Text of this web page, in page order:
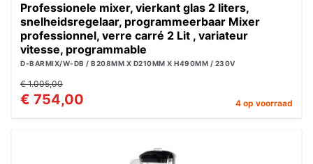
Professionele mixer, vierkant glas 2 liters,
snelheidsregelaar, programmeerbaar Mixer
professionnel, verre carré 2 Lit , variateur
vitesse, programmable
D-BARMIX/W-DB / B208MM X D210MM X H490MM / 230V
€ 1.005,00
€ 754,00 4 op voorraad